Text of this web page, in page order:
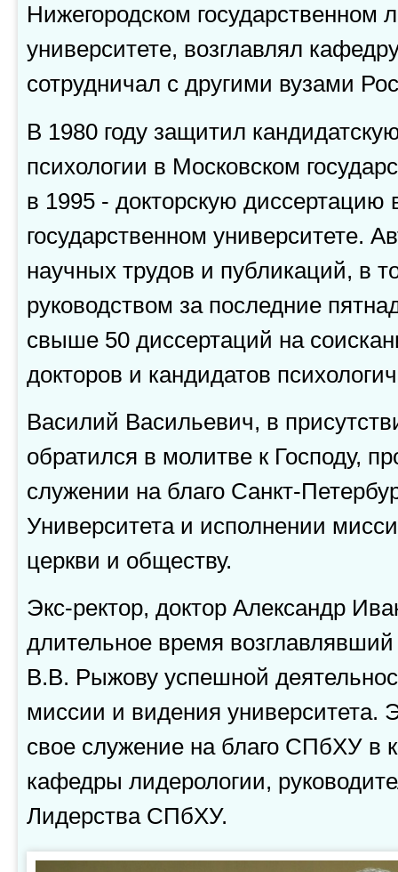
Нижегородском государственном
университете, возглавлял
сотрудничал с другими вузами
В 1980 году защитил
психологии в Московском
в 1995 - докторскую диссертацию
государственном университете.
научных трудов и публикаций, в
руководством за последние
свыше 50 диссертаций на
докторов и кандидатов
Василий Васильевич, в
обратился в молитве к Господу,
служении на благо Санкт-
Университета и исполнении
церкви и обществу.
Экс-ректор, доктор Александр
длительное время
В.В. Рыжову успешной
миссии и видения университета.
свое служение на благо СПбХУ в
кафедры лидерологии,
Лидерства СПбХУ.